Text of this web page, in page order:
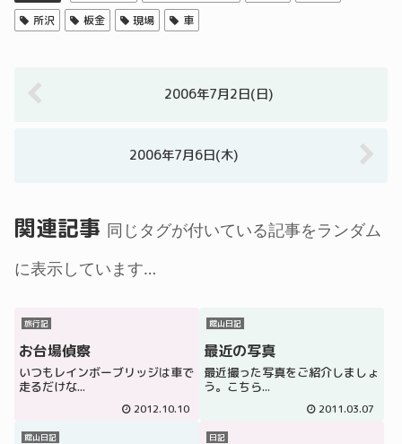
所沢
板金 現場 車
2006年7月2日(日)
2006年7月6日(木)
関連記事 同じタグが付いている記事をランダム
に表示しています…
旅行記
お台場偵察
いつもレインボーブリッジは車で
走るだけな...
2012.10.10
館山日記
最近の写真
最近撮った写真をご紹介しましょ
う。こちら...
2011.03.07
館山日記 日記